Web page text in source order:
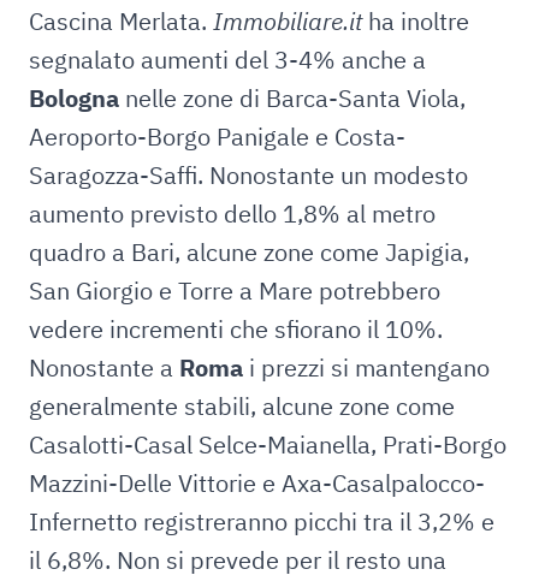
Cascina Merlata. Immobiliare.itha inoltre
segnalato aumenti del 3-4% anche a
Bologna nelle zone di Barca-Santa Viola,
Aeroporto-Borgo Panigale e Costa-
Saragozza-Saffi. Nonostante un modesto
aumento previsto dello 1,8% al metro
quadro a Bari, alcune zone come Japigia,
San Giorgio e Torre a Mare potrebbero
vedere incrementi che sfiorano il 10%.
Nonostante a Roma i prezzi si mantengano
generalmente stabili, alcune zone come
Casalotti-Casal Selce-Maianella, Prati-Borgo
Mazzini-Delle Vittorie e Axa-Casalpalocco-
Infernetto registreranno picchi tra il 3,2% e
il 6,8%. Non si prevede per il resto una